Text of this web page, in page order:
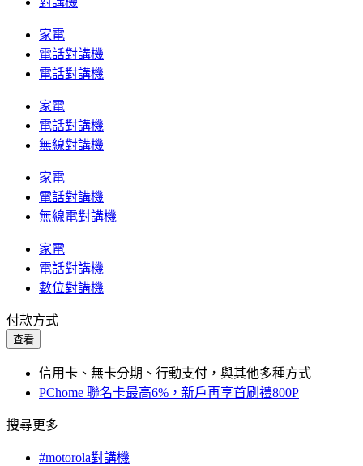
家電
電話對講機
電話對講機
家電
電話對講機
無線對講機
家電
電話對講機
無線電對講機
家電
電話對講機
數位對講機
付款方式
查看
信用卡、無卡分期、行動支付，與其他多種方式
PChome 聯名卡最高6%，新戶再享首刷禮800P
搜尋更多
#motorola對講機